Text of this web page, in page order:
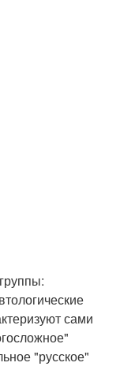
сами
"русское"